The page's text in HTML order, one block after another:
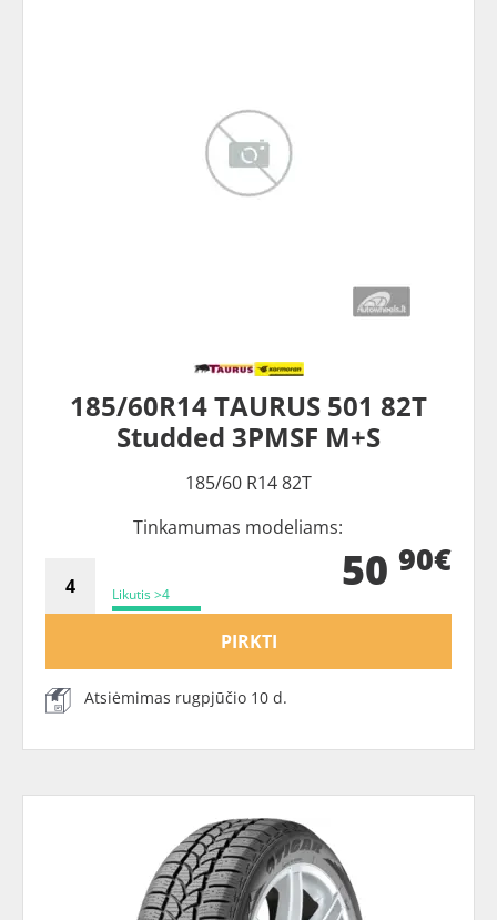
185/60R14 TAURUS 501 82T
Studded 3PMSF M+S
185/60 R14 82T
Tinkamumas modeliams:
Likutis >4 50 90€
PIRKTI
Atsiėmimas rugpjūčio 10 d.